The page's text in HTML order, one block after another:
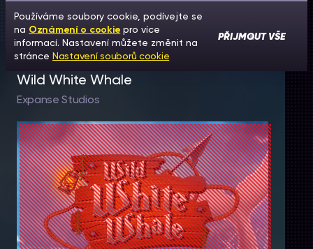
Wild White Whale
Expanse Studios
Používáme soubory cookie, podívejte se
na Oznámení o cookie pro více
informací. Nastavení můžete změnit na
stránce Nastavení souborů cookie
PŘIJMOUT VŠE